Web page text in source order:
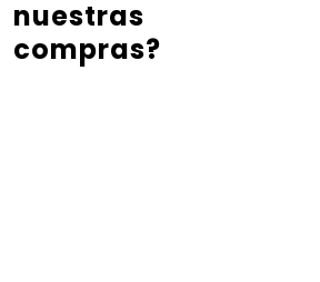
nuestras
compras?